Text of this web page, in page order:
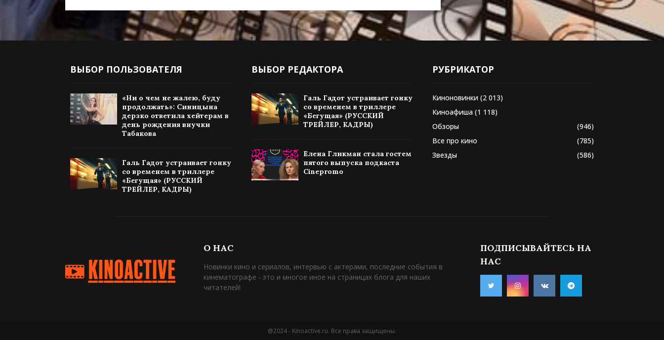
ВЫБОР ПОЛЬЗОВАТЕЛЯ
«Ни о чем не жалею, буду
продолжать»: Синицына
дерзко ответила хейтерам в
день рождения внучки
Табакова
Галь Гадот устраивает гонку
со временем в триллере
«Бегущая» (РУССКИЙ
ТРЕЙЛЕР, КАДРЫ)
ВЫБОР РЕДАКТОРА
Галь Гадот устраивает гонку
со временем в триллере
«Бегущая» (РУССКИЙ
ТРЕЙЛЕР, КАДРЫ)
Елена Гликман стала гостем
пятого выпуска подкаста
Cinepromo
РУБРИКАТОР
Киноновинки (2 013)
Киноафиша (1 118)
Обзоры
(946)
Все про кино
(785)
Звезды
(586)
О НАС
Новинки кино и сериалов, интервью с актерами, последние события в
кинематографе - это и многое иное на страницах блога для наших
читателей!
ПОДПИСЫВАЙТЕСЬ НА
НАС
@2024 - Kinoactive.ru. Все права защищены.